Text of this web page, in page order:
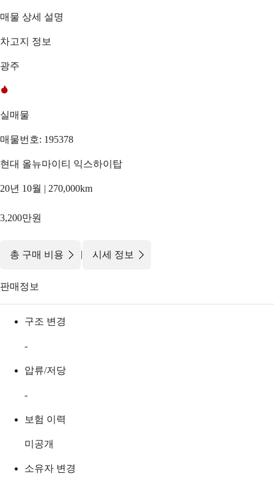
매물 상세 설명
차고지 정보
광주
실매물
매물번호: 195378
현대 올뉴마이티 익스하이탑
20년 10월 | 270,000km
3,200만원
총 구매 비용 | 시세 정보
판매정보
구조 변경
-
압류/저당
-
보험 이력
미공개
소유자 변경